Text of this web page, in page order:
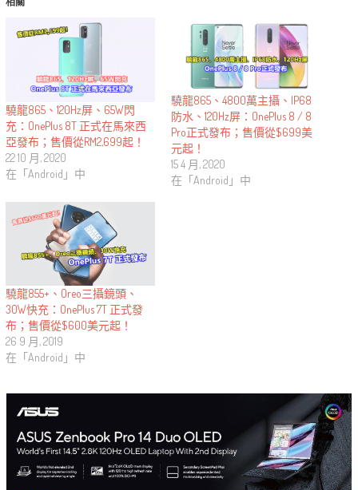
驍龍865、120Hz屏、65W閃
充：OnePlus 8T 正式在馬來西
亞發布；售價從RM2,699起！
22 10 月, 2020
在「Android」中
驍龍865、4800萬主攝、IP68
防水、120Hz屏：OnePlus 8 / 8
Pro正式發布；售價從$699美
元起！
15 4 月, 2020
在「Android」中
驍龍855+、Oreo三攝鏡頭、
30W快充：OnePlus 7T 正式發
布；售價從$600美元起！
26 9 月, 2019
在「Android」中